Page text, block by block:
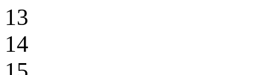
13
14